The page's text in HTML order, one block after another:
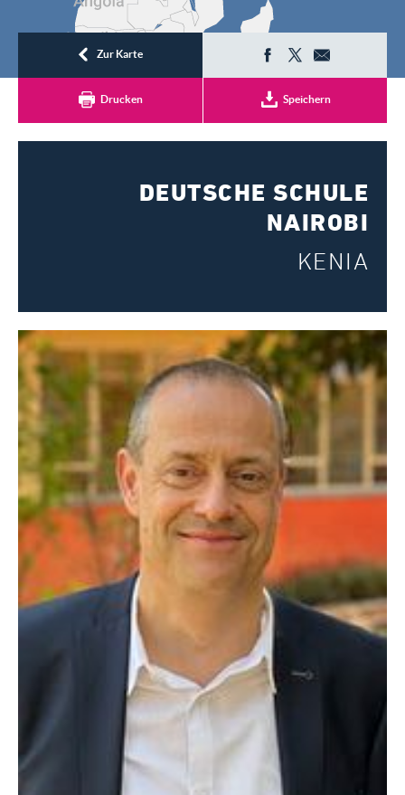
Registrieren
Zur Karte
Drucken Speichern
DEUTSCHE SCHULE
NAIROBI
KENIA